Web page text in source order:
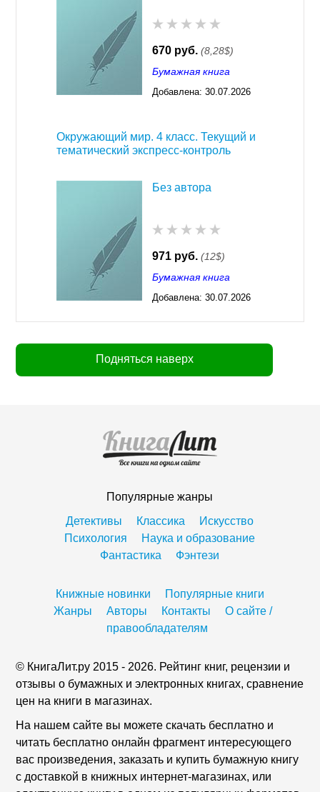
670 руб. (8,28$)
Бумажная книга
Добавлена: 30.07.2026
Окружающий мир. 4 класс. Текущий и
тематический экспресс-контроль
Без автора
971 руб. (12$)
Бумажная книга
Добавлена: 30.07.2026
Подняться наверх
Популярные жанры
Детективы
Классика
Искусство
Психология
Наука и образование
Фантастика
Фэнтези
Книжные новинки
Популярные книги
Жанры
Авторы Контакты
О сайте /
правообладателям
© КнигаЛит.ру 2015 - 2026. Рейтинг книг, рецензии и
отзывы о бумажных и электронных книгах, сравнение
цен на книги в магазинах.
На нашем сайте вы можете скачать бесплатно и
читать бесплатно онлайн фрагмент интересующего
вас произведения, заказать и купить бумажную книгу
с доставкой в книжных интернет-магазинах, или